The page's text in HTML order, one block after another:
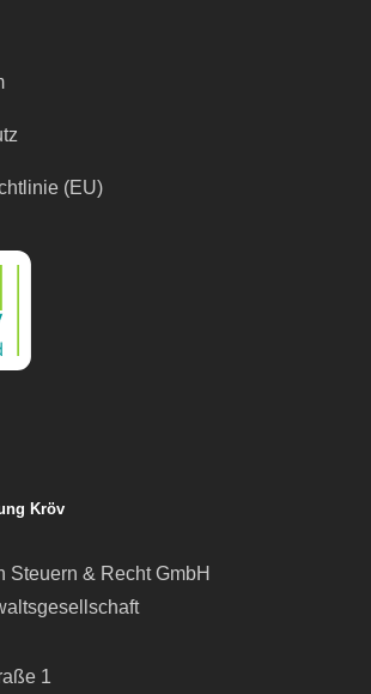
(EU)
Kröv
Steuern & Recht GmbH
1